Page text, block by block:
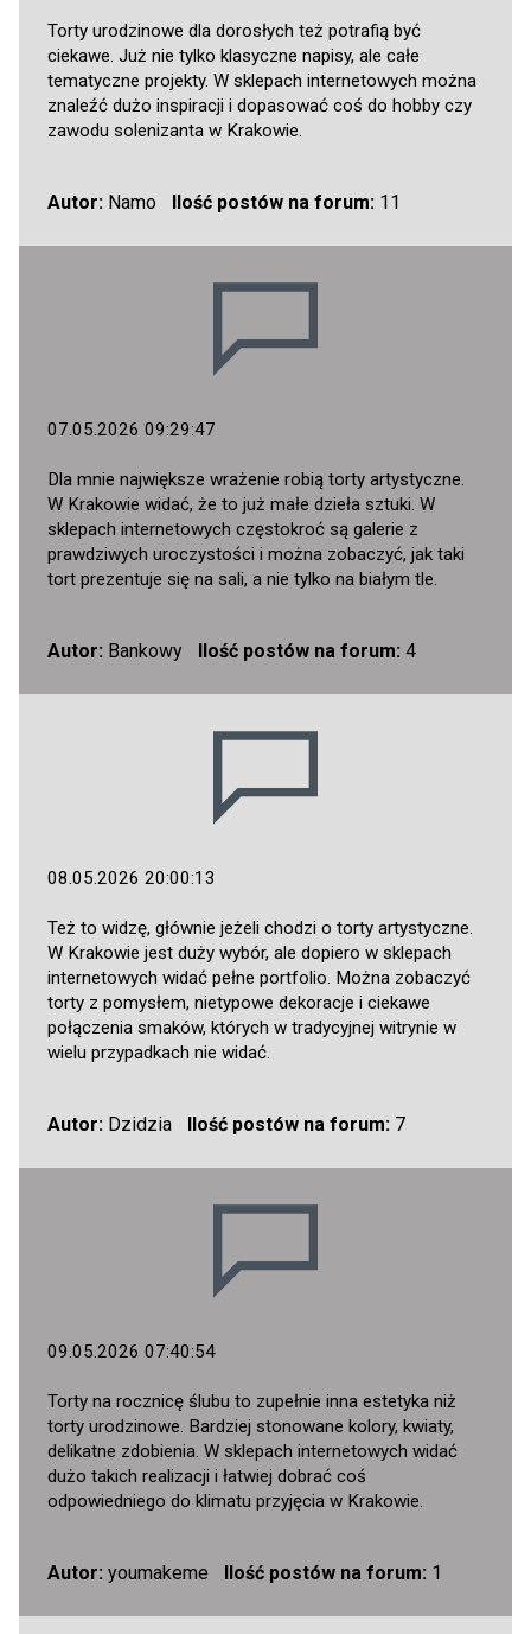
Torty urodzinowe dla dorosłych też potrafią być
ciekawe. Już nie tylko klasyczne napisy, ale całe
tematyczne projekty. W sklepach internetowych można
znaleźć dużo inspiracji i dopasować coś do hobby czy
zawodu solenizanta w Krakowie.
Autor: Namo Ilość postów na forum:11
07.05.2026 09:29:47
Dla mnie największe wrażenie robią torty artystyczne.
W Krakowie widać, że to już małe dzieła sztuki. W
sklepach internetowych częstokroć są galerie z
prawdziwych uroczystości i można zobaczyć, jak taki
tort prezentuje się na sali, a nie tylko na białym tle.
Autor: Bankowy Ilość postów na forum: 4
08.05.2026 20:00:13
Też to widzę, głównie jeżeli chodzi o torty artystyczne.
W Krakowie jest duży wybór, ale dopiero w sklepach
internetowych widać pełne portfolio. Można zobaczyć
torty z pomysłem, nietypowe dekoracje i ciekawe
połączenia smaków, których w tradycyjnej witrynie w
wielu przypadkach nie widać.
Autor: Dzidzia Ilość postów na forum:7
09.05.2026 07:40:54
Torty na rocznicę ślubu to zupełnie inna estetyka niż
torty urodzinowe. Bardziej stonowane kolory, kwiaty,
delikatne zdobienia. W sklepach internetowych widać
dużo takich realizacji i łatwiej dobrać coś
odpowiedniego do klimatu przyjęcia w Krakowie.
Autor: youmakeme Ilość postów na forum: 1